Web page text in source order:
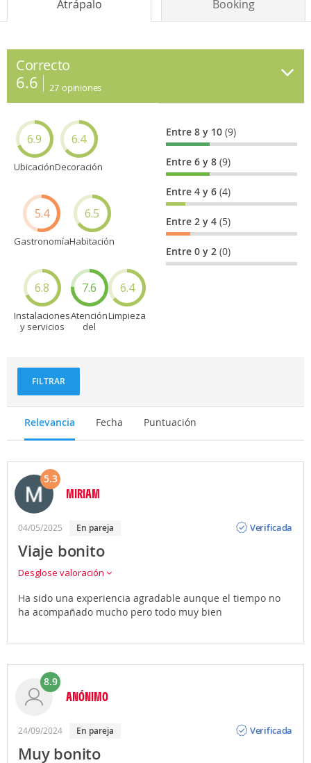
Atrápalo Booking
Correcto
6.6 27 opiniones
6.9
Ubicación
6.4
Decoración
5.4
Gastronomía
6.5
Habitación
6.8
Instalaciones
y servicios
7.6
Atención
del
6.4
Limpieza
Entre 8 y 10(9)
Entre 6 y 8(9)
Entre 4 y 6(4)
Entre 2 y 4(5)
Entre 0 y 2(0)
FILTRAR
Relevancia Fecha Puntuación
5.3
MIRIAM
04/05/2025 en pareja
Verificada
Viaje bonito
Desglose valoración
Ha sido una experiencia agradable aunque el tiempo no
ha acompañado mucho pero todo muy bien
8.9
ANÓNIMO
24/09/2024 en pareja
Verificada
Muy bonito